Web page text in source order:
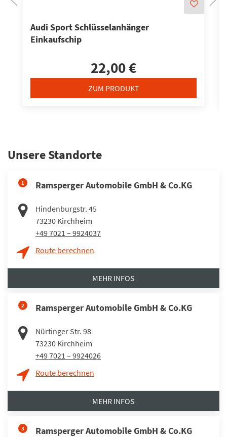
Audi Sport Schlüsselanhänger
Einkaufschip
22,00 €
ZUM PRODUKT
Unsere Standorte
1 Ramsperger Automobile GmbH & Co.KG
Hindenburgstr. 45
73230 Kirchheim
+49 7021 – 9924037
Route berechnen
MEHR INFOS
2 Ramsperger Automobile GmbH & Co.KG
Nürtinger Str. 98
73230 Kirchheim
+49 7021 – 9924026
Route berechnen
MEHR INFOS
3 Ramsperger Automobile GmbH & Co.KG